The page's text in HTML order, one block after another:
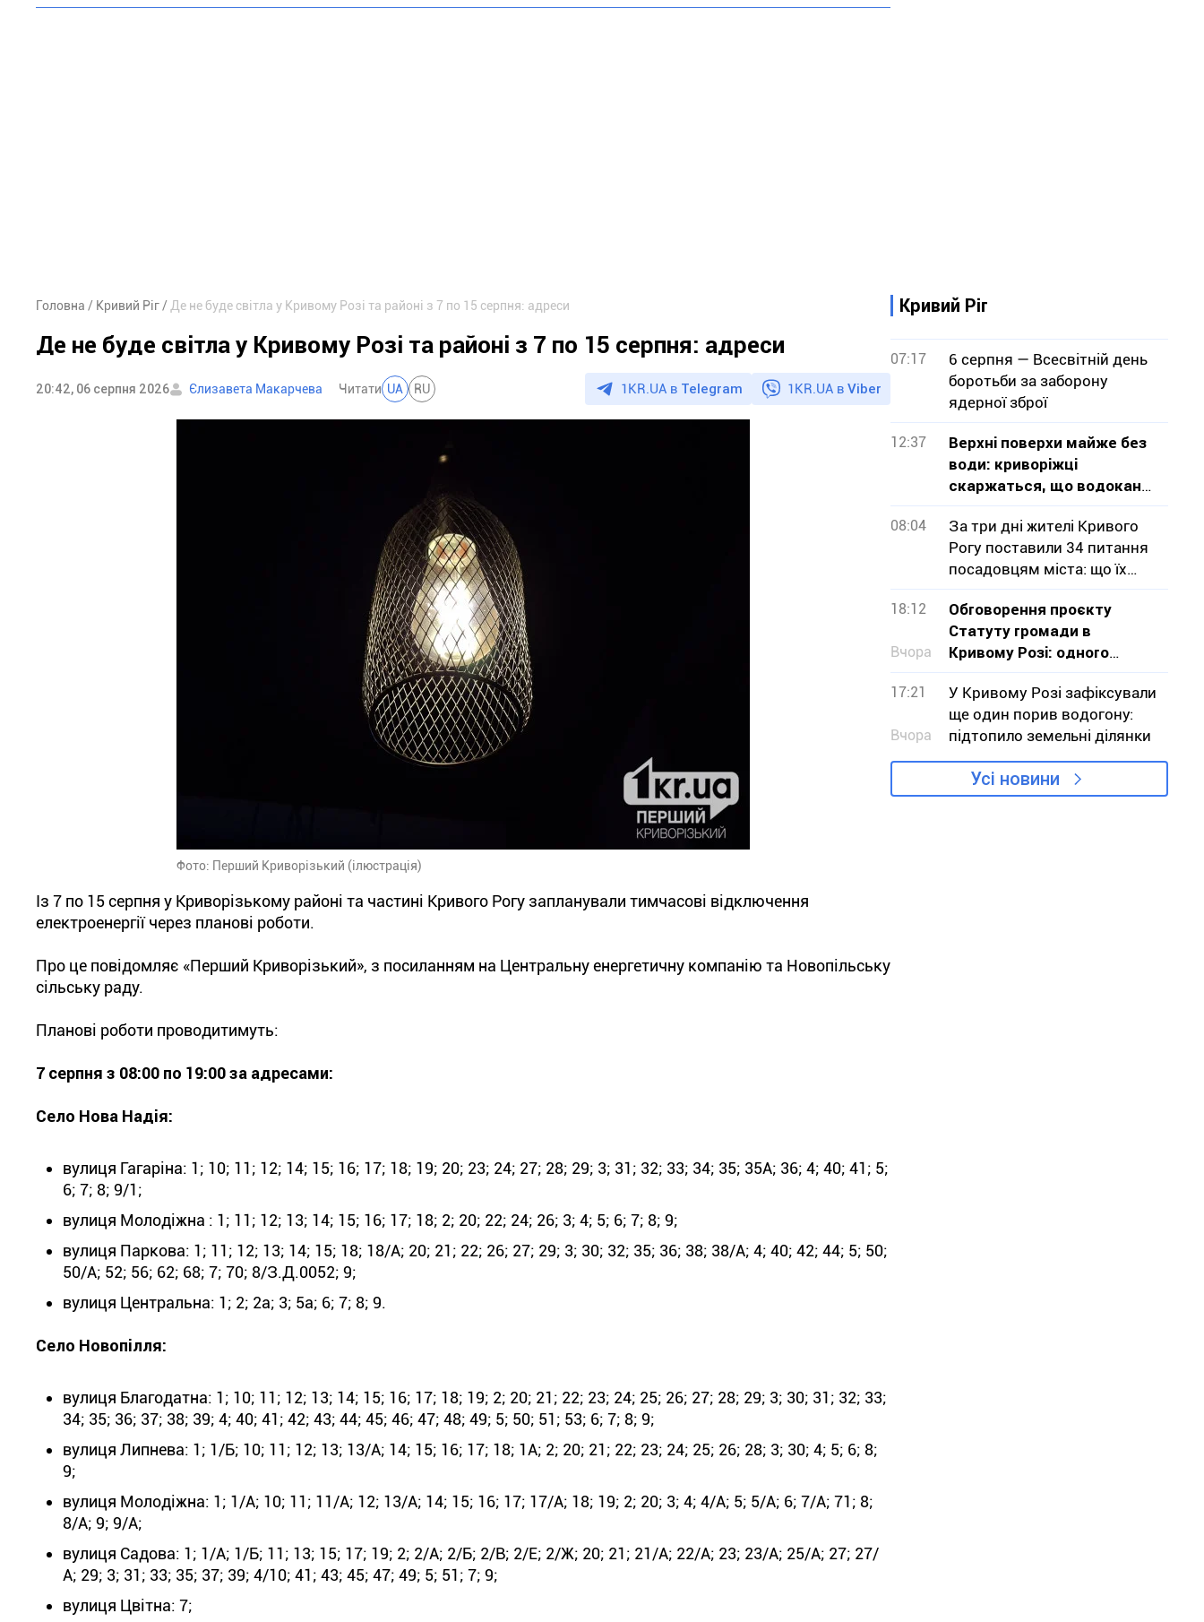
Головна Кривий Ріг Де не буде світла у Кривому Розі та районі з 7 по 15 серпня: адреси
Де не буде світла у Кривому Розі та районі з 7 по 15 серпня: адреси
20:42, 06 серпня 2026 Єлизавета Макарчева Читати UA RU 1KR.UA в Telegram 1KR.UA в Viber
Фото: Перший Криворізький (ілюстрація)
Із 7 по 15 серпня у Криворізькому районі та частині Кривого Рогу запланували тимчасові відключення
електроенергії через планові роботи.
Про це повідомляє «Перший Криворізький», з посиланням на Центральну енергетичну компанію та Новопільську
сільську раду.
Планові роботи проводитимуть:
7 серпня з 08:00 по 19:00 за адресами:
Село Нова Надія:
вулиця Гагаріна: 1; 10; 11; 12; 14; 15; 16; 17; 18; 19; 20; 23; 24; 27; 28; 29; 3; 31; 32; 33; 34; 35; 35А; 36; 4; 40; 41; 5;
6; 7; 8; 9/1;
вулиця Молодіжна : 1; 11; 12; 13; 14; 15; 16; 17; 18; 2; 20; 22; 24; 26; 3; 4; 5; 6; 7; 8; 9;
вулиця Паркова: 1; 11; 12; 13; 14; 15; 18; 18/А; 20; 21; 22; 26; 27; 29; 3; 30; 32; 35; 36; 38; 38/А; 4; 40; 42; 44; 5; 50;
50/А; 52; 56; 62; 68; 7; 70; 8/З.Д.0052; 9;
вулиця Центральна: 1; 2; 2а; 3; 5а; 6; 7; 8; 9.
Село Новопілля:
вулиця Благодатна: 1; 10; 11; 12; 13; 14; 15; 16; 17; 18; 19; 2; 20; 21; 22; 23; 24; 25; 26; 27; 28; 29; 3; 30; 31; 32; 33;
34; 35; 36; 37; 38; 39; 4; 40; 41; 42; 43; 44; 45; 46; 47; 48; 49; 5; 50; 51; 53; 6; 7; 8; 9;
вулиця Липнева: 1; 1/Б; 10; 11; 12; 13; 13/А; 14; 15; 16; 17; 18; 1А; 2; 20; 21; 22; 23; 24; 25; 26; 28; 3; 30; 4; 5; 6; 8;
9;
вулиця Молодіжна: 1; 1/А; 10; 11; 11/А; 12; 13/А; 14; 15; 16; 17; 17/А; 18; 19; 2; 20; 3; 4; 4/А; 5; 5/А; 6; 7/А; 71; 8;
8/А; 9; 9/А;
вулиця Садова: 1; 1/А; 1/Б; 11; 13; 15; 17; 19; 2; 2/А; 2/Б; 2/В; 2/Е; 2/Ж; 20; 21; 21/А; 22/А; 23; 23/А; 25/А; 27; 27/
А; 29; 3; 31; 33; 35; 37; 39; 4/10; 41; 43; 45; 47; 49; 5; 51; 7; 9;
вулиця Цвітна: 7;
Кривий Ріг
07:17
6 серпня — Всесвітній день
боротьби за заборону
ядерної зброї
12:37
Верхні поверхи майже без
води: криворіжці
скаржаться, що водоканал
не визнає проблему
08:04
За три дні жителі Кривого
Рогу поставили 34 питання
посадовцям міста: що їх
турбувало
18:12
Вчора
Обговорення проєкту
Статуту громади в
Кривому Розі: одного
обурення замало, треба
діяти
17:21
Вчора
У Кривому Розі зафіксували
ще один порив водогону:
підтопило земельні ділянки
Усі новини